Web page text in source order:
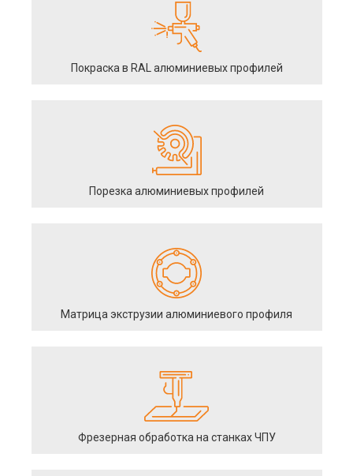
Покраска в RAL алюминиевых профилей
Порезка алюминиевых профилей
Матрица экструзии алюминиевого профиля
Фрезерная обработка на станках ЧПУ